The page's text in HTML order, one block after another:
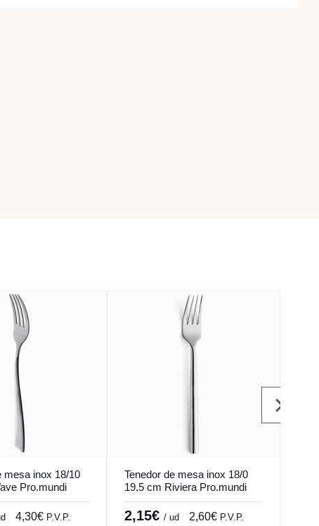
mesa inox 18/10
Pro.mundi
4,30€ P.V.P.
Tenedor de mesa inox 18/0
19,5 cm Riviera Pro.mundi
2,15€/ ud 2,60€ P.V.P.